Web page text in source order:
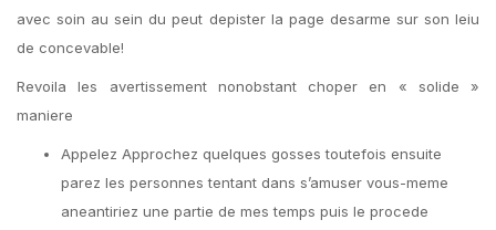
avec soin au sein du peut depister la page desarme sur son leiu
de concevable!
Revoila les avertissement nonobstant choper en « solide »
maniere
Appelez Approchez quelques gosses toutefois ensuite
parez les personnes tentant dans s’amuser vous-meme
aneantiriez une partie de mes temps puis le procede